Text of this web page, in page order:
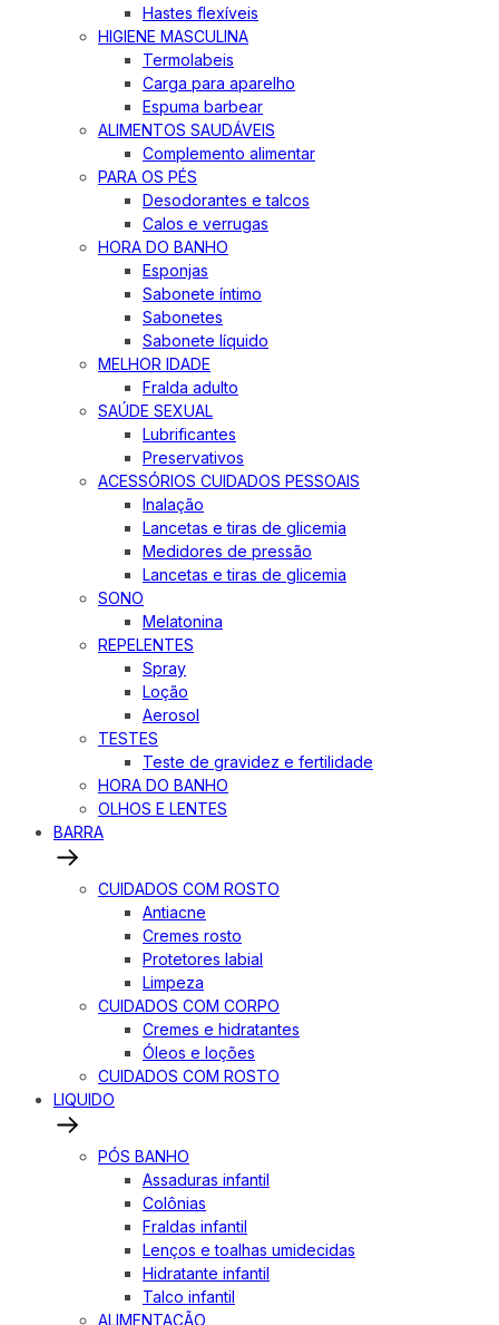
Hastes flexíveis
HIGIENE MASCULINA
Termolabeis
Carga para aparelho
Espuma barbear
ALIMENTOS SAUDÁVEIS
Complemento alimentar
PARA OS PÉS
Desodorantes e talcos
Calos e verrugas
HORA DO BANHO
Esponjas
Sabonete íntimo
Sabonetes
Sabonete líquido
MELHOR IDADE
Fralda adulto
SAÚDE SEXUAL
Lubrificantes
Preservativos
ACESSÓRIOS CUIDADOS PESSOAIS
Inalação
Lancetas e tiras de glicemia
Medidores de pressão
Lancetas e tiras de glicemia
SONO
Melatonina
REPELENTES
Spray
Loção
Aerosol
TESTES
Teste de gravidez e fertilidade
HORA DO BANHO
OLHOS E LENTES
BARRA
CUIDADOS COM ROSTO
Antiacne
Cremes rosto
Protetores labial
Limpeza
CUIDADOS COM CORPO
Cremes e hidratantes
Óleos e loções
CUIDADOS COM ROSTO
LIQUIDO
PÓS BANHO
Assaduras infantil
Colônias
Fraldas infantil
Lenços e toalhas umidecidas
Hidratante infantil
Talco infantil
ALIMENTAÇÃO